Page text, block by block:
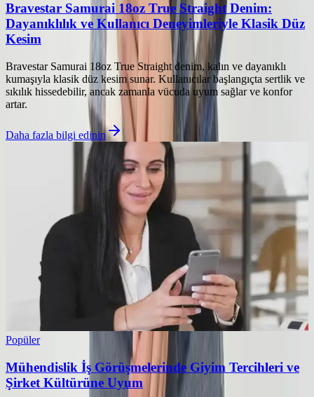
Bravestar Samurai 18oz True Straight Denim:
Dayanıklılık ve Kullanıcı Deneyimleriyle Klasik Düz
Kesim
Bravestar Samurai 18oz True Straight denim, kalın ve dayanıklı
kumaşıyla klasik düz kesim sunar. Kullanıcılar başlangıçta sertlik ve
sıkılık hissedebilir, ancak zamanla vücuda uyum sağlar ve konfor
artar.
Daha fazla bilgi edinin
Popüler
Mühendislik İş Görüşmelerinde Giyim Tercihleri ve
Şirket Kültürüne Uyum